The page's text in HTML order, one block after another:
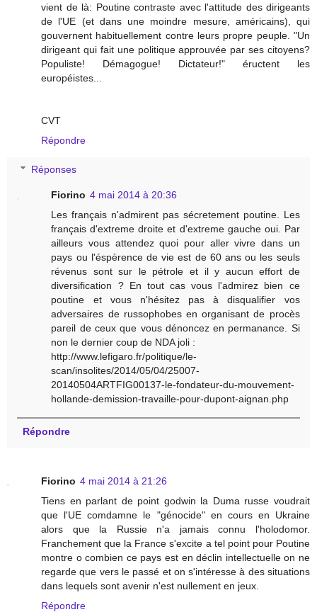
vient de là: Poutine contraste avec l'attitude des dirigeants
de l'UE (et dans une moindre mesure, américains), qui
gouvernent habituellement contre leurs propre peuple. "Un
dirigeant qui fait une politique approuvée par ses citoyens?
Populiste! Démagogue! Dictateur!" éructent les
européistes...
CVT
Répondre
Réponses
Fiorino 4 mai 2014 à 20:36
Les français n'admirent pas sécretement poutine. Les
français d'extreme droite et d'extreme gauche oui. Par
ailleurs vous attendez quoi pour aller vivre dans un
pays ou l'éspèrence de vie est de 60 ans ou les seuls
révenus sont sur le pétrole et il y aucun effort de
diversification ? En tout cas vous l'admirez bien ce
poutine et vous n'hésitez pas à disqualifier vos
adversaires de russophobes en organisant de procès
pareil de ceux que vous dénoncez en permanance. Si
non le dernier coup de NDA joli :
http://www.lefigaro.fr/politique/le-
scan/insolites/2014/05/04/25007-
20140504ARTFIG00137-le-fondateur-du-mouvement-
hollande-demission-travaille-pour-dupont-aignan.php
Répondre
Fiorino 4 mai 2014 à 21:26
Tiens en parlant de point godwin la Duma russe voudrait
que l'UE comdamne le "génocide" en cours en Ukraine
alors que la Russie n'a jamais connu l'holodomor.
Franchement que la France s'excite a tel point pour Poutine
montre o combien ce pays est en déclin intellectuelle on ne
regarde que vers le passé et on s'intéresse à des situations
dans lequels sont avenir n'est nullement en jeux.
Répondre